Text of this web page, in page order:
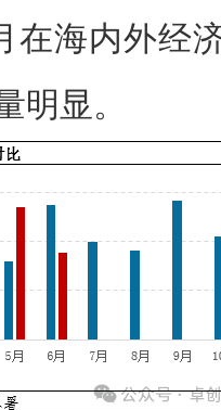
在海内外经
明显。